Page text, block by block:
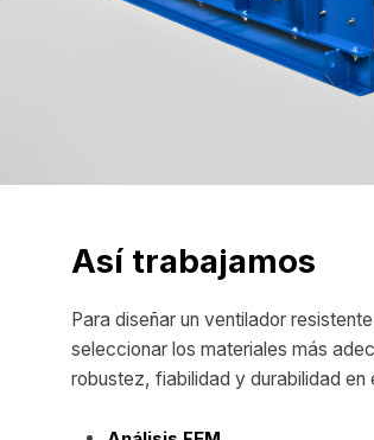
Así trabajamos
Para diseñar un ventilador
seleccionar los materiales más
robustez, fiabilidad y durabilidad en